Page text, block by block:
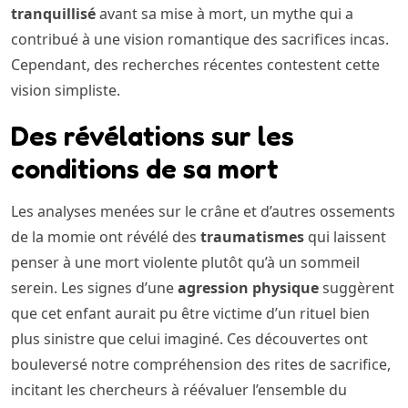
tranquilliséavant sa mise à mort, un mythe qui a
contribué à une vision romantique des sacrifices incas.
Cependant, des recherches récentes contestent cette
vision simpliste.
Des révélations sur les
conditions de sa mort
Les analyses menées sur le crâne et d’autres ossements
de la momie ont révélé des traumatismes qui laissent
penser à une mort violente plutôt qu’à un sommeil
serein. Les signes d’uneagression physiquesuggèrent
que cet enfant aurait pu être victime d’un rituel bien
plus sinistre que celui imaginé. Ces découvertes ont
bouleversé notre compréhension des rites de sacrifice,
incitant les chercheurs à réévaluer l’ensemble du